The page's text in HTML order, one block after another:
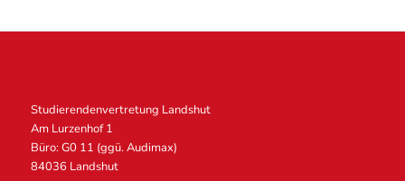
Studierendenvertretung Landshut
Am Lurzenhof 1
Büro: G0 11 (ggü. Audimax)
84036 Landshut